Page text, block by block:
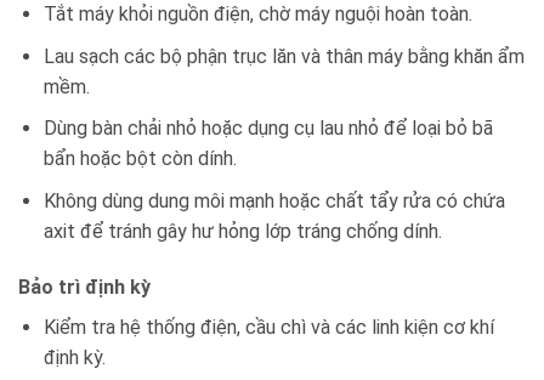
Tắt máy khỏi nguồn điện, chờ máy nguội hoàn toàn.
Lau sạch các bộ phận trục lăn và thân máy bằng khăn ẩm
mềm.
Dùng bàn chải nhỏ hoặc dụng cụ lau nhỏ để loại bỏ bã
bẩn hoặc bột còn dính.
Không dùng dung môi mạnh hoặc chất tẩy rửa có chứa
axit để tránh gây hư hỏng lớp tráng chống dính.
Bảo trì định kỳ
Kiểm tra hệ thống điện, cầu chì và các linh kiện cơ khí
định kỳ.